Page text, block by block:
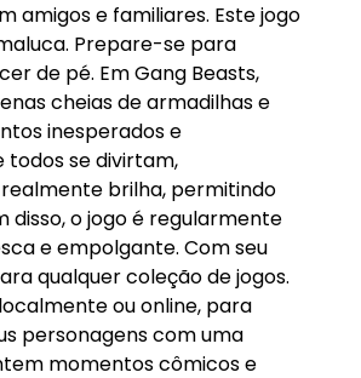
amigos e familiares. Este jogo
Prepare-se para
de pé. Em Gang Beasts,
cheias de armadilhas e
inesperados e
se divirtam,
brilha, permitindo
o jogo é regularmente
e empolgante. Com seu
qualquer coleção de jogos.
ou online, para
personagens com uma
momentos cômicos e